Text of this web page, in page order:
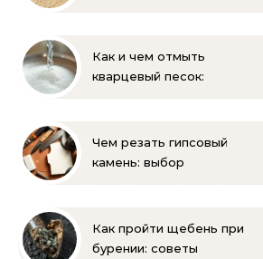
Как и чем отмыть
кварцевый песок:
Чем резать гипсовый
камень: выбор
Как пройти щебень при
бурении: советы